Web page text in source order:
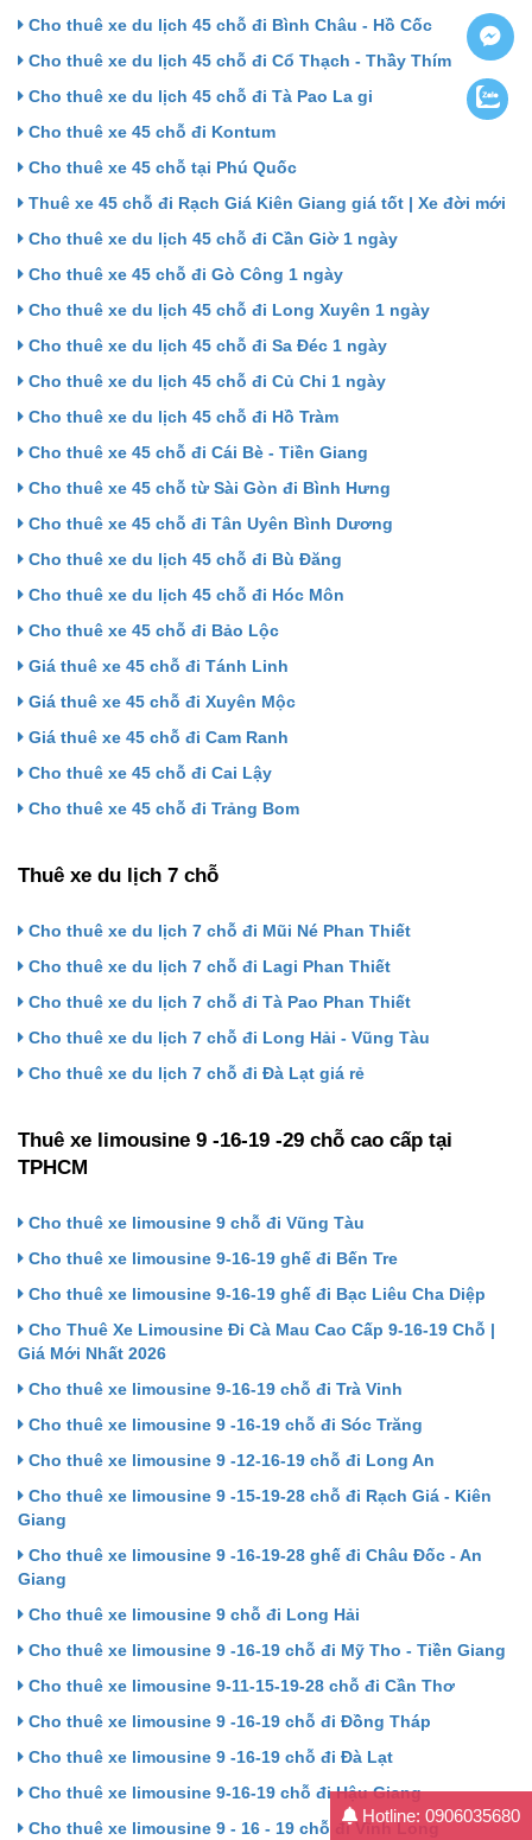
Hotline: 0906035680
Cho thuê xe du lịch 45 chỗ đi Bình Châu - Hồ Cốc
Cho thuê xe du lịch 45 chỗ đi Cổ Thạch - Thầy Thím
Cho thuê xe du lịch 45 chỗ đi Tà Pao La gi
Cho thuê xe 45 chỗ đi Kontum
Cho thuê xe 45 chỗ tại Phú Quốc
Thuê xe 45 chỗ đi Rạch Giá Kiên Giang giá tốt | Xe đời mới
Cho thuê xe du lịch 45 chỗ đi Cần Giờ 1 ngày
Cho thuê xe 45 chỗ đi Gò Công 1 ngày
Cho thuê xe du lịch 45 chỗ đi Long Xuyên 1 ngày
Cho thuê xe du lịch 45 chỗ đi Sa Đéc 1 ngày
Cho thuê xe du lịch 45 chỗ đi Củ Chi 1 ngày
Cho thuê xe du lịch 45 chỗ đi Hồ Tràm
Cho thuê xe 45 chỗ đi Cái Bè - Tiền Giang
Cho thuê xe 45 chỗ từ Sài Gòn đi Bình Hưng
Cho thuê xe 45 chỗ đi Tân Uyên Bình Dương
Cho thuê xe du lịch 45 chỗ đi Bù Đăng
Cho thuê xe du lịch 45 chỗ đi Hóc Môn
Cho thuê xe 45 chỗ đi Bảo Lộc
Giá thuê xe 45 chỗ đi Tánh Linh
Giá thuê xe 45 chỗ đi Xuyên Mộc
Giá thuê xe 45 chỗ đi Cam Ranh
Cho thuê xe 45 chỗ đi Cai Lậy
Cho thuê xe 45 chỗ đi Trảng Bom
Thuê xe du lịch 7 chỗ
Cho thuê xe du lịch 7 chỗ đi Mũi Né Phan Thiết
Cho thuê xe du lịch 7 chỗ đi Lagi Phan Thiết
Cho thuê xe du lịch 7 chỗ đi Tà Pao Phan Thiết
Cho thuê xe du lịch 7 chỗ đi Long Hải - Vũng Tàu
Cho thuê xe du lịch 7 chỗ đi Đà Lạt giá rẻ
Thuê xe limousine 9 -16-19 -29 chỗ cao cấp tại
TPHCM
Cho thuê xe limousine 9 chỗ đi Vũng Tàu
Cho thuê xe limousine 9-16-19 ghế đi Bến Tre
Cho thuê xe limousine 9-16-19 ghế đi Bạc Liêu Cha Diệp
Cho Thuê Xe Limousine Đi Cà Mau Cao Cấp 9-16-19 Chỗ |
Giá Mới Nhất 2026
Cho thuê xe limousine 9-16-19 chỗ đi Trà Vinh
Cho thuê xe limousine 9 -16-19 chỗ đi Sóc Trăng
Cho thuê xe limousine 9 -12-16-19 chỗ đi Long An
Cho thuê xe limousine 9 -15-19-28 chỗ đi Rạch Giá - Kiên
Giang
Cho thuê xe limousine 9 -16-19-28 ghế đi Châu Đốc - An
Giang
Cho thuê xe limousine 9 chỗ đi Long Hải
Cho thuê xe limousine 9 -16-19 chỗ đi Mỹ Tho - Tiền Giang
Cho thuê xe limousine 9-11-15-19-28 chỗ đi Cần Thơ
Cho thuê xe limousine 9 -16-19 chỗ đi Đồng Tháp
Cho thuê xe limousine 9 -16-19 chỗ đi Đà Lạt
Cho thuê xe limousine 9-16-19 chỗ đi Hậu Giang
Cho thuê xe limousine 9 - 16 - 19 chỗ đi Vĩnh Long